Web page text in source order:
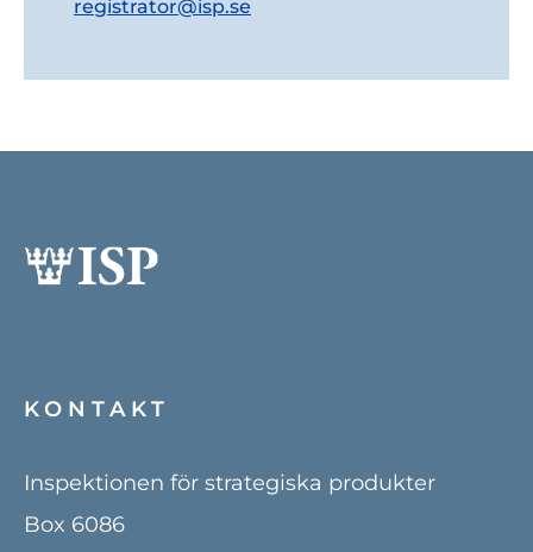
registrator@isp.se
KONTAKT
Inspektionen för strategiska produkter
Box 6086